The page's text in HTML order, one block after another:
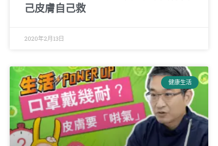
己皮膚自己救
2020年2月13日
健康生活